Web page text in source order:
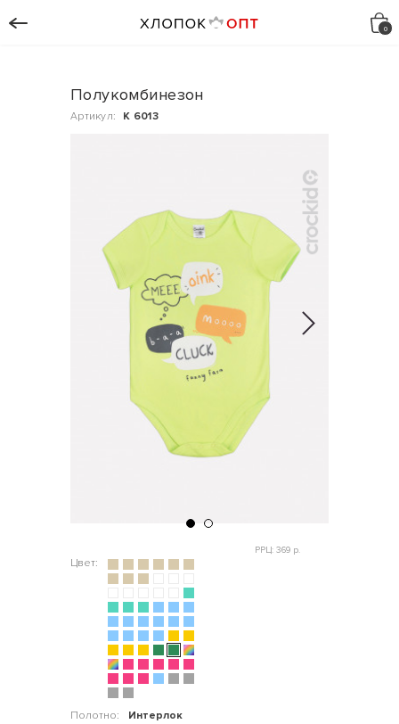
Полукомбинезон
Артикул: К 6013
Цвет:
Полотно:
Интерлок
РРЦ: 369 р.